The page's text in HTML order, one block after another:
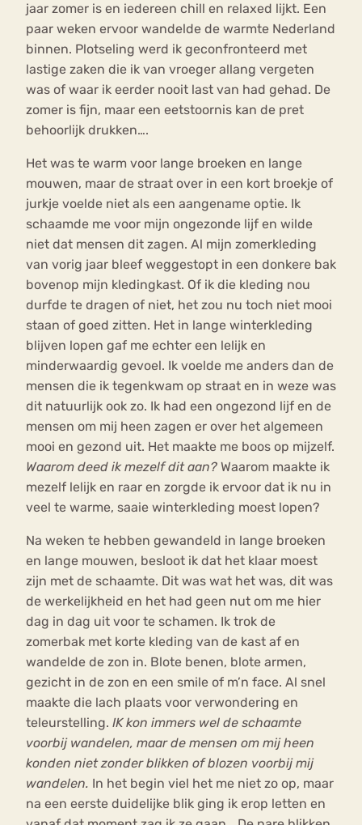
jaar zomer is en iedereen chill en relaxed lijkt. Een
paar weken ervoor wandelde de warmte Nederland
binnen. Plotseling werd ik geconfronteerd met
lastige zaken die ik van vroeger allang vergeten
was of waar ik eerder nooit last van had gehad. De
zomer is fijn, maar een eetstoornis kan de pret
behoorlijk drukken….
Het was te warm voor lange broeken en lange
mouwen, maar de straat over in een kort broekje of
jurkje voelde niet als een aangename optie. Ik
schaamde me voor mijn ongezonde lijf en wilde
niet dat mensen dit zagen. Al mijn zomerkleding
van vorig jaar bleef weggestopt in een donkere bak
bovenop mijn kledingkast. Of ik die kleding nou
durfde te dragen of niet, het zou nu toch niet mooi
staan of goed zitten. Het in lange winterkleding
blijven lopen gaf me echter een lelijk en
minderwaardig gevoel. Ik voelde me anders dan de
mensen die ik tegenkwam op straat en in weze was
dit natuurlijk ook zo. Ik had een ongezond lijf en de
mensen om mij heen zagen er over het algemeen
mooi en gezond uit. Het maakte me boos op mijzelf.
Waarom deed ik mezelf dit aan? Waarom maakte ik
mezelf lelijk en raar en zorgde ik ervoor dat ik nu in
veel te warme, saaie winterkleding moest lopen?
Na weken te hebben gewandeld in lange broeken
en lange mouwen, besloot ik dat het klaar moest
zijn met de schaamte. Dit was wat het was, dit was
de werkelijkheid en het had geen nut om me hier
dag in dag uit voor te schamen. Ik trok de
zomerbak met korte kleding van de kast af en
wandelde de zon in. Blote benen, blote armen,
gezicht in de zon en een smile of m’n face. Al snel
maakte die lach plaats voor verwondering en
teleurstelling. IK kon immers wel de schaamte
voorbij wandelen, maar de mensen om mij heen
konden niet zonder blikken of blozen voorbij mij
wandelen. In het begin viel het me niet zo op, maar
na een eerste duidelijke blik ging ik erop letten en